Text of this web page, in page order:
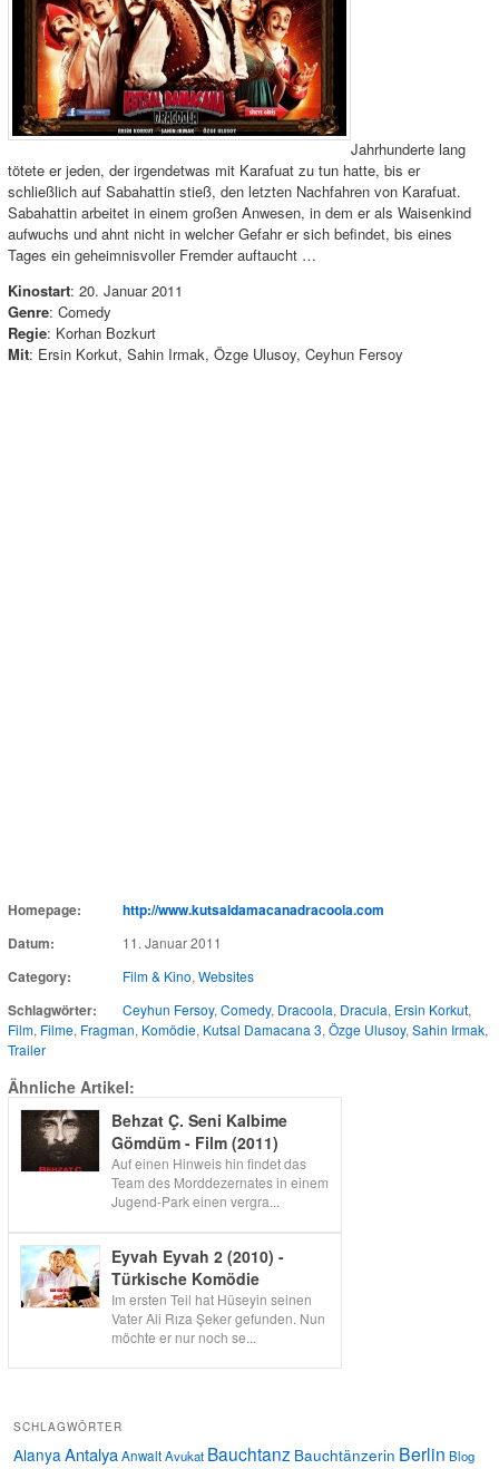
Jahrhunderte lang
tötete er jeden, der irgendetwas mit Karafuat zu tun hatte, bis er
schließlich auf Sabahattin stieß, den letzten Nachfahren von Karafuat.
Sabahattin arbeitet in einem großen Anwesen, in dem er als Waisenkind
aufwuchs und ahnt nicht in welcher Gefahr er sich befindet, bis eines
Tages ein geheimnisvoller Fremder auftaucht …
Kinostart: 20. Januar 2011
Genre: Comedy
Regie: Korhan Bozkurt
Mit: Ersin Korkut, Sahin Irmak, Özge Ulusoy, Ceyhun Fersoy
Homepage:
http://www.kutsaldamacanadracoola.com
Datum:
11. Januar 2011
Category: Film & Kino, Websites
Schlagwörter: Ceyhun Fersoy, Comedy, Dracoola, Dracula, Ersin Korkut,
Film, Filme, Fragman, Komödie, Kutsal Damacana 3, Özge Ulusoy, Sahin Irmak,
Trailer
Ähnliche Artikel:
Behzat Ç. Seni Kalbime
Gömdüm - Film (2011)
Auf einen Hinweis hin findet das
Team des Morddezernates in einem
Jugend-Park einen vergra...
Eyvah Eyvah 2 (2010) -
Türkische Komödie
Im ersten Teil hat Hüseyin seinen
Vater Ali Rıza Şeker gefunden. Nun
möchte er nur noch se...
SCHLAGWÖRTER
Alanya AntalyaAnwaltAvukat Bauchtanz Bauchtänzerin Berlin Blog